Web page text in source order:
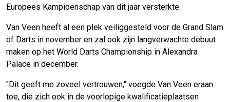
Europees Kampioenschap van dit jaar versterkte.
Van Veen heeft al een plek veiliggesteld voor de Grand Slam
of Darts in november en zal ook zijn langverwachte debuut
maken op het World Darts Championship in Alexandra
Palace in december.
"Dit geeft me zoveel vertrouwen," voegde Van Veen eraan
toe, die zich ook in de voorlopige kwalificatieplaatsen